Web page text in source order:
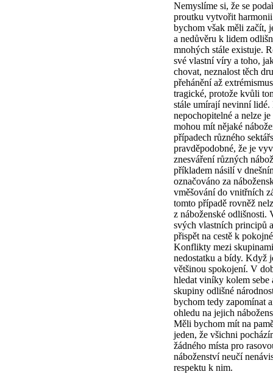
Nemyslíme si, že se
proutku vytvořit
bychom však měli začít,
a nedůvěru k lidem
mnohých stále existuje.
své vlastní víry a toho,
chovat, neznalost těch
přehánění až
tragické, protože kvůli
stále umírají nevinní lidé.
nepochopitelné a nelze
mohou mít nějaké
případech různého
pravděpodobné, že je
znesváření různých
příkladem násilí v
označováno za
vměšování do vnitřních
tomto případě rovněž
z náboženské odlišnosti.
svých vlastních principů
přispět na cestě k
Konflikty mezi
nedostatku a bídy. Když
většinou spokojení. V
hledat viníky kolem sebe
skupiny odlišné
bychom tedy zapomínat
ohledu na jejich
Měli bychom mít na
jeden, že všichni
žádného místa pro
náboženství neučí
respektu k nim.